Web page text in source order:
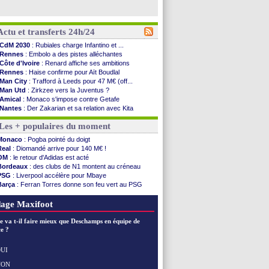
et transferts 24h/24
CdM 2030 : Rubiales charge Infantino et ...
Rennes : Embolo a des pistes alléchantes
Côte d'Ivoire : Renard affiche ses ambitions
Rennes : Haise confirme pour Aït Boudlal
Man City : Trafford à Leeds pour 47 M€ (off...
Man Utd : Zirkzee vers la Juventus ?
Amical : Monaco s'impose contre Getafe
Nantes : Der Zakarian et sa relation avec Kita
OM: le club prêt à libérer Kondogbia ?
Monaco: le message touchant d'Akliouche
FIFA: Tebas en remet une couche
FIFA: l'UEFA maintient la pression
PSG : Tebas encense Luis Enrique
Real: Vinicius jusqu'en 2032 (officiel)
Lyon: Mangala va rejoindre Getafe
OM : une offre refusée pour Aguerd
Real: c'est confirmé pour Vinicius
PSG : Akliouche a signé (officiel)
PSG: contrat signé pour Akliouche
Ouganda
Chelsea
+ populaires du moment
: Pogba pointé du doigt
: Diomandé arrive pour 140 M€ !
: le retour d'Adidas est acté
: des clubs de N1 montent au créneau
: Liverpool accélère pour Mbaye
: Ferran Torres donne son feu vert au PSG
: une nouvelle offre pour Vinicius
Maxifoot
va t-il faire mieux que Deschamps en équipe de
?